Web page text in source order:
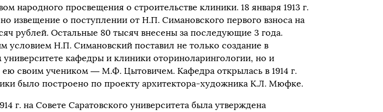
народного просвещения о строительстве клиники. 18 января 1913 г.
извещение о поступлении от Н.П. Симановского первого взноса на
рублей. Остальные 80 тысяч внесены за последующие 3 года.
условием Н.П. Симановский поставил не только создание в
университете кафедры и клиники оториноларингологии, но и
ею своим учеником — М.Ф. Цытовичем. Кафедра открылась в 1914 г.
было построено по проекту архитектора-художника К.Л. Мюфке.
г. на Совете Саратовского университета была утверждена